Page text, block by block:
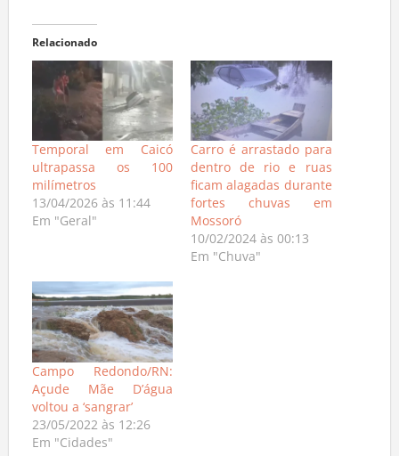
Relacionado
Temporal em Caicó
ultrapassa os 100
milímetros
13/04/2026 às 11:44
Em "Geral"
Carro é arrastado para
dentro de rio e ruas
ficam alagadas durante
fortes chuvas em
Mossoró
10/02/2024 às 00:13
Em "Chuva"
Campo Redondo/RN:
Açude Mãe D’água
voltou a ‘sangrar’
23/05/2022 às 12:26
Em "Cidades"